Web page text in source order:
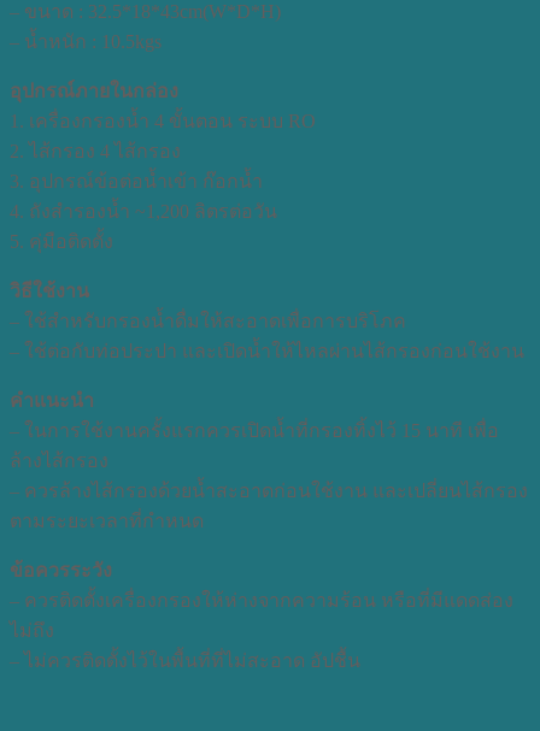
– ขนาด : 32.5*18*43cm(W*D*H)
– น้ำหนัก : 10.5kgs
อุปกรณ์ภายในกล่อง
1. เครื่องกรองน้ำ 4 ขั้นตอน ระบบ RO
2. ไส้กรอง 4 ไส้กรอง
3. อุปกรณ์ข้อต่อน้ำเข้า ก๊อกน้ำ
4. ถังสำรองน้ำ ~1,200 ลิตรต่อวัน
5. คุ่มือติดตั้ง
วิธีใช้งาน
– ใช้สำหรับกรองน้ำดื่มให้สะอาดเพื่อการบริโภค
– ใช้ต่อกับท่อประปา และเปิดน้ำให้ไหลผ่านไส้กรองก่อนใช้งาน
คำแนะนำ
– ในการใช้งานครั้งแรกควรเปิดน้ำที่กรองทิ้งไว้ 15 นาที เพื่อ
ล้างไส้กรอง
– ควรล้างไส้กรองด้วยน้ำสะอาดก่อนใช้งาน และเปลี่ยนไส้กรอง
ตามระยะเวลาที่กำหนด
ข้อควรระวัง
– ควรติดตั้งเครื่องกรองให้ห่างจากความร้อน หรือที่มีแดดส่อง
ไม่ถึง
– ไม่ควรติดตั้งไว้ในพื้นที่ที่ไม่สะอาด อัปชื้น